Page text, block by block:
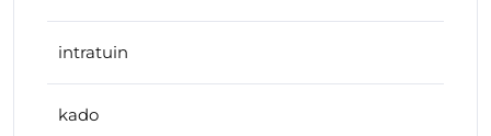
intratuin
kado